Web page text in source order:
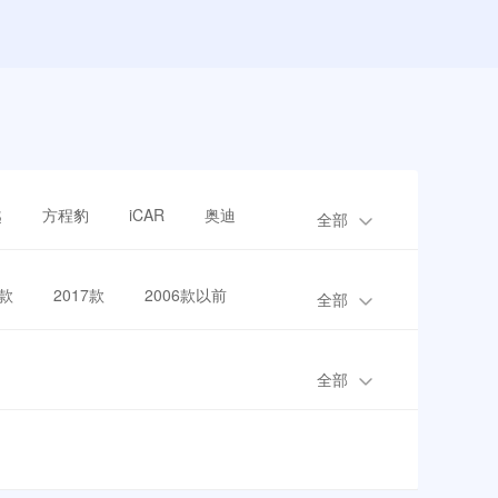
方程豹 iCAR 奥迪 全部
2017款 2006款以前 全部
全部